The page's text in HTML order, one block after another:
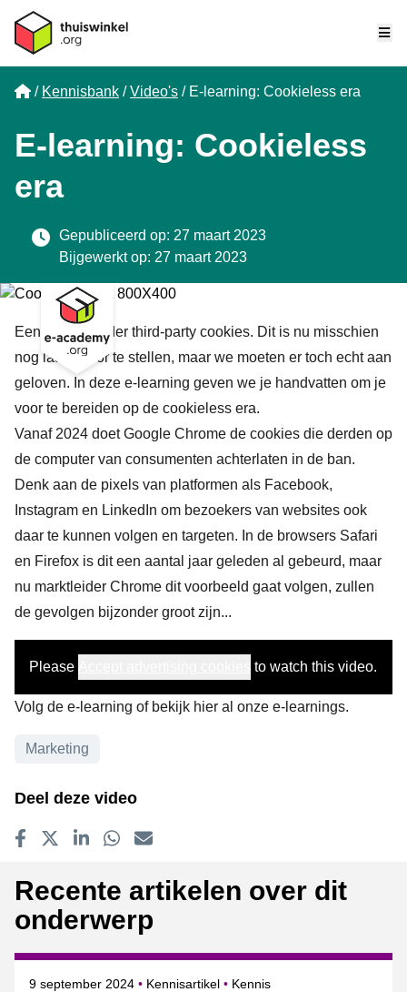
Home
Kennisbank Video's E-learning: Cookieless era
E-learning: Cookieless
era
Gepubliceerd op: 27 maart 2023
Bijgewerkt op: 27 maart 2023
Een leven zonder third-party cookies. Dit is nu misschien
nog lastig voor te stellen, maar we moeten er toch echt aan
geloven. In deze e-learning geven we je handvatten om je
voor te bereiden op de cookieless era.
Vanaf 2024 doet Google Chrome de cookies die derden op
de computer van consumenten achterlaten in de ban.
Denk aan de pixels van platformen als Facebook,
Instagram en LinkedIn om bezoekers van websites ook
daar te kunnen volgen en targeten. In de browsers Safari
en Firefox is dit een aantal jaar geleden al gebeurd, maar
nu marktleider Chrome dit voorbeeld gaat volgen, zullen
de gevolgen bijzonder groot zijn...
Please to watch this video.
Volg de e-learning ​ of bekijk hier al onze e-learnings.​
Onderwerpen
Marketing
Deel deze video
Recente artikelen over dit
onderwerp
Gepubliceerd op
9 september 2024 Kennisartikel Onderwerpen
Kennis